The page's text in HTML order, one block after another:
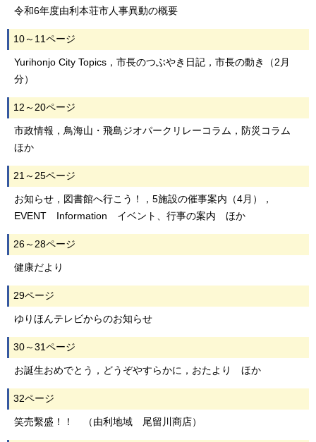
令和6年度由利本荘市人事異動の概要
10～11ページ
Yurihonjo City Topics，市長のつぶやき日記，市長の動き（2月
分）
12～20ページ
市政情報，鳥海山・飛島ジオパークリレーコラム，防災コラム
ほか
21～25ページ
お知らせ，図書館へ行こう！，5施設の催事案内（4月），
EVENT Information イベント、行事の案内 ほか
26～28ページ
健康だより
29ページ
ゆりほんテレビからのお知らせ
30～31ページ
お誕生おめでとう，どうぞやすらかに，おたより ほか
32ページ
笑売繫盛！！ （由利地域 尾留川商店）